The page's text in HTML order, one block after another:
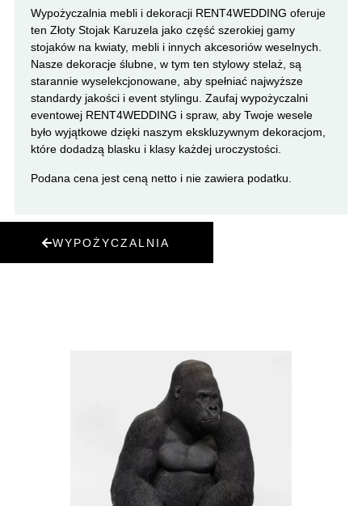
Wypożyczalnia mebli i dekoracji RENT4WEDDING oferuje
ten Złoty Stojak Karuzela jako część szerokiej gamy
stojaków na kwiaty, mebli i innych akcesoriów weselnych.
Nasze dekoracje ślubne, w tym ten stylowy stelaż, są
starannie wyselekcjonowane, aby spełniać najwyższe
standardy jakości i event stylingu. Zaufaj wypożyczalni
eventowej RENT4WEDDING i spraw, aby Twoje wesele
było wyjątkowe dzięki naszym ekskluzywnym dekoracjom,
które dodadzą blasku i klasy każdej uroczystości.
Podana cena jest ceną netto i nie zawiera podatku.
WYPOŻYCZALNIA